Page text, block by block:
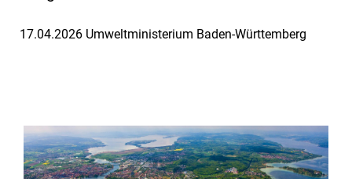
17.04.2026 Umweltministerium Baden-Württemberg